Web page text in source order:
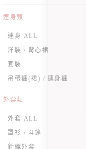
連身類
連身 ALL
洋裝 / 背心裙
套裝
吊帶褲(裙) / 連身褲
外套類
外套 ALL
罩衫 / 斗篷
針織外套